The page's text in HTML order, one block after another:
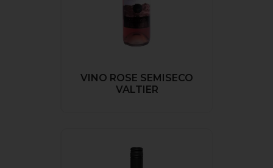
VINO ROSE SEMISECO
VALTIER